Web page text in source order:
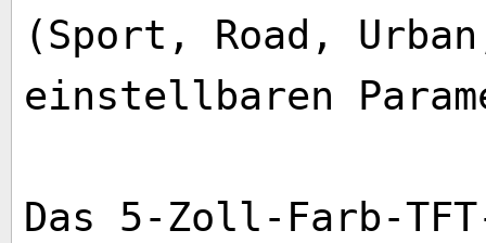
(Sport, Road,
einstellbaren
Das 5-Zoll-Farb-